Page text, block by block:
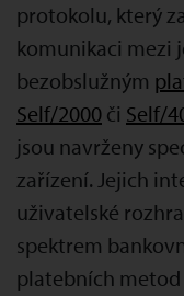
protokolu, který
komunikaci mezi
bezobslužným
Self/2000 či Self/
jsou navrženy
zařízení. Jejich
uživatelské
spektrem
platebních